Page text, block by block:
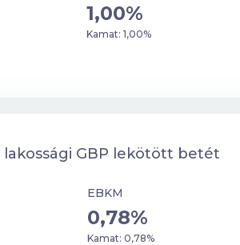
1,00%
Kamat: 1,00%
lakossági GBP lekötött betét
EBKM
0,78%
Kamat: 0,78%